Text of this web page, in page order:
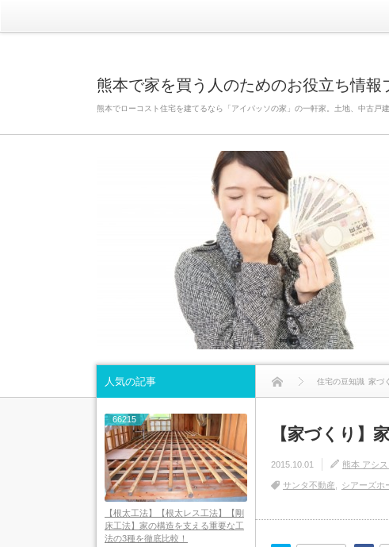
熊本で家を買う人のためのお役立ち情報
熊本でローコスト住宅を建てるなら「アイパッソの家」の一軒家。土地、中古戸
住宅の豆知識 家づ
【家づくり】
2015.10.01 熊本 アシ
サンタ不動産 シアーズホ
人気の記事
66215
【根太工法】【根太レス工法】【剛
床工法】家の構造を支える重要な工
法の3種を徹底比較！